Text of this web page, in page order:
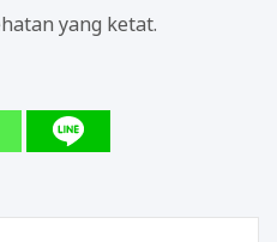
yang ketat.